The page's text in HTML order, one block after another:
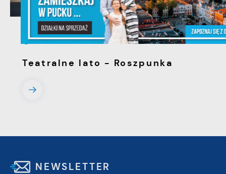
13 - 08 - 2026
Teatralne lato - Roszpunka
NEWSLETTER